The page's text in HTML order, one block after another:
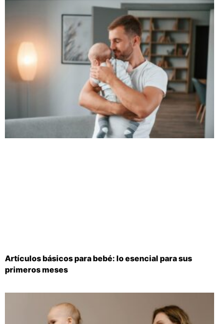
Artículos básicos para bebé: lo esencial para sus
primeros meses